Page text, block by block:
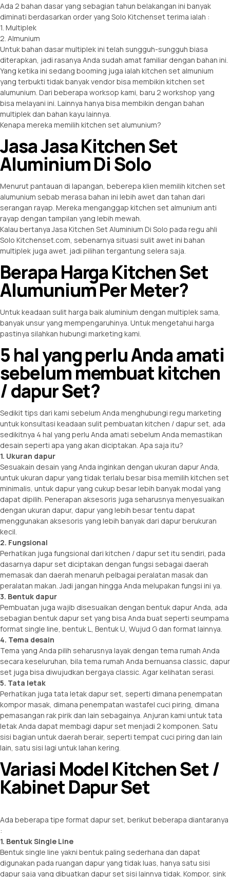
Ada 2 bahan dasar yang sebagian tahun belakangan ini banyak
diminati berdasarkan order yang Solo Kitchenset terima ialah :
1. Multiplek
2. Almunium
Untuk bahan dasar multiplek ini telah sungguh-sungguh biasa
diterapkan, jadi rasanya Anda sudah amat familiar dengan bahan ini.
Yang ketika ini sedang booming juga ialah kitchen set almunium
yang terbukti tidak banyak vendor bisa membikin kitchen set
alumunium. Dari beberapa worksop kami, baru 2 workshop yang
bisa melayani ini. Lainnya hanya bisa membikin dengan bahan
multiplek dan bahan kayu lainnya.
Kenapa mereka memilih kitchen set alumunium?
Jasa Jasa Kitchen Set
Aluminium Di Solo
Menurut pantauan di lapangan, beberepa klien memilih kitchen set
alumunium sebab merasa bahan ini lebih awet dan tahan dari
serangan rayap. Mereka menganggap kitchen set almunium anti
rayap dengan tampilan yang lebih mewah.
Kalau bertanya Jasa Kitchen Set Aluminium Di Solo pada regu ahli
Solo Kitchenset.com, sebenarnya situasi sulit awet ini bahan
multiplek juga awet. jadi pilihan tergantung selera saja.
Berapa Harga Kitchen Set
Alumunium Per Meter?
Untuk keadaan sulit harga baik aluminium dengan multiplek sama,
banyak unsur yang mempengaruhinya. Untuk mengetahui harga
pastinya silahkan hubungi marketing kami.
5 hal yang perlu Anda amati
sebelum membuat kitchen
/ dapur Set?
Sedikit tips dari kami sebelum Anda menghubungi regu marketing
untuk konsultasi keadaan sulit pembuatan kitchen / dapur set, ada
sedikitnya 4 hal yang perlu Anda amati sebelum Anda memastikan
desain seperti apa yang akan diciptakan. Apa saja itu?
1. Ukuran dapur
Sesuakain desain yang Anda inginkan dengan ukuran dapur Anda,
untuk ukuran dapur yang tidak terlalu besar bisa memilih kitchen set
minimalis, untuk dapur yang cukup besar lebih banyak modal yang
dapat dipilih. Penerapan aksesoris juga seharusnya menyesuaikan
dengan ukuran dapur, dapur yang lebih besar tentu dapat
menggunakan aksesoris yang lebih banyak dari dapur berukuran
kecil.
2. Fungsional
Perhatikan juga fungsional dari kitchen / dapur set itu sendiri, pada
dasarnya dapur set diciptakan dengan fungsi sebagai daerah
memasak dan daerah menaruh pelbagai peralatan masak dan
peralatan makan. Jadi jangan hingga Anda melupakan fungsi ini ya.
3. Bentuk dapur
Pembuatan juga wajib disesuaikan dengan bentuk dapur Anda, ada
sebagian bentuk dapur set yang bisa Anda buat seperti seumpama
format single line, bentuk L, Bentuk U, Wujud G dan format lainnya.
4. Tema desain
Tema yang Anda pilih seharusnya layak dengan tema rumah Anda
secara keseluruhan, bila tema rumah Anda bernuansa classic, dapur
set juga bisa diwujudkan bergaya classic. Agar kelihatan serasi.
5. Tata letak
Perhatikan juga tata letak dapur set, seperti dimana penempatan
kompor masak, dimana penempatan wastafel cuci piring, dimana
pemasangan rak pirik dan lain sebagainya. Anjuran kami untuk tata
letak Anda dapat membagi dapur set menjadi 2 komponen. Satu
sisi bagian untuk daerah berair, seperti tempat cuci piring dan lain
lain, satu sisi lagi untuk lahan kering.
Variasi Model Kitchen Set /
Kabinet Dapur Set
Ada beberapa tipe format dapur set, berikut beberapa diantaranya
:
1. Bentuk Single Line
Bentuk single line yakni bentuk paling sederhana dan dapat
digunakan pada ruangan dapur yang tidak luas, hanya satu sisi
dapur saja yang dibuatkan dapur set sisi lainnya tidak. Kompor, sink